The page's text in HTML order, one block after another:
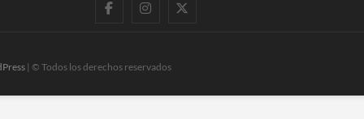
FacebookInstagram
| © Todos los derechos reservados